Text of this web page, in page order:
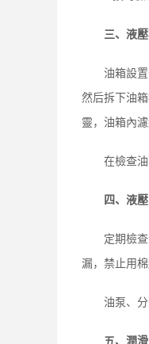
三、液
油箱設
然后拆下油
靈，油箱內
在檢查
四、液
定期檢
漏，禁止用
油泵、
五、潤